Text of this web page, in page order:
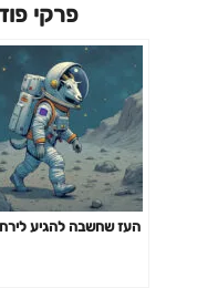
פרקי
העז שחשבה להגיע לירח